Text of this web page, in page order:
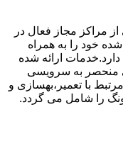
مراکز مجاز فعال در
خود را به همراه
ارائه شده
منحصر به سرویسی
با تعمیر،بهسازی و
را شامل می گردد.